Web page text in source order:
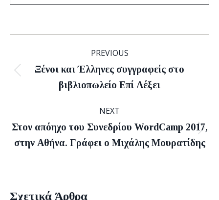
navigation
PREVIOUS
Previous
post:
Ξένοι και Έλληνες συγγραφείς στο
βιβλιοπωλείο Επί Λέξει
NEXT
Next
post:
Στον απόηχο του Συνεδρίου WordCamp 2017,
στην Αθήνα. Γράφει ο Μιχάλης Μουρατίδης
Σχετικά Άρθρα